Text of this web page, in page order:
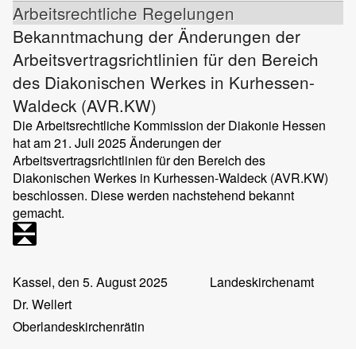
Arbeitsrechtliche Regelungen
Bekanntmachung der Änderungen der
Arbeitsvertragsrichtlinien für den Bereich
des Diakonischen Werkes in Kurhessen-
Waldeck (AVR.KW)
Die Arbeitsrechtliche Kommission der Diakonie Hessen
hat am 21. Juli 2025 Änderungen der
Arbeitsvertragsrichtlinien für den Bereich des
Diakonischen Werkes in Kurhessen-Waldeck (AVR.KW)
beschlossen. Diese werden nachstehend bekannt
gemacht.
Kassel, den 5. August 2025
Landeskirchenamt
Dr. Wellert
Oberlandeskirchenrätin